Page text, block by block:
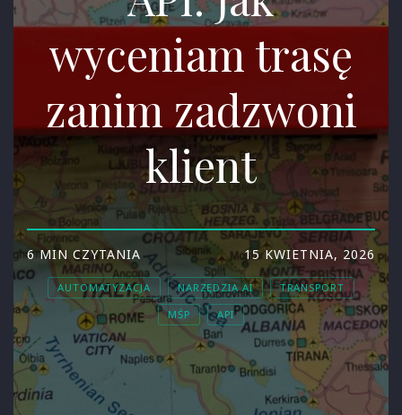
wyceniam trasę
zanim zadzwoni
klient
6 MIN CZYTANIA 15 KWIETNIA, 2026
AUTOMATYZACJA NARZĘDZIA AI
TRANSPORT
MŚP
API